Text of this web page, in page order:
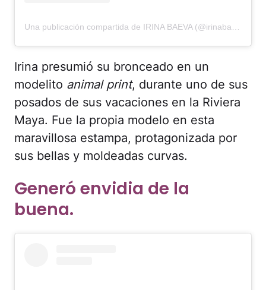
Irina presumió su bronceado en un
modelito animal print, durante uno de sus
posados de sus vacaciones en la Riviera
Maya. Fue la propia modelo en esta
maravillosa estampa, protagonizada por
sus bellas y moldeadas curvas.
Generó envidia de la
buena.